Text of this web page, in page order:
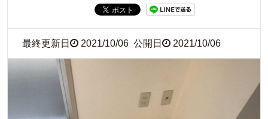
最終更新日 2021/10/06 公開日 2021/10/06